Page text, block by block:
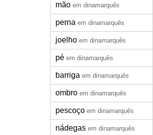
mão em dinamarquês
perna em dinamarquês
joelho em dinamarquês
pé em dinamarquês
barriga em dinamarquês
ombro em dinamarquês
pescoço em dinamarquês
nádegas em dinamarquês